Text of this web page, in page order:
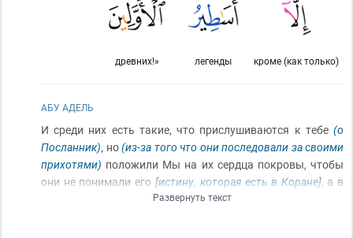
кроме (как только)
легенды
древних!»
АБУ АДЕЛЬ
И среди них есть такие, что прислушиваются к тебе (о
Посланник), но(из-за того что они последовали за своими
прихотями) положили Мы на их сердца покровы, чтобы
они не понимали его [истину, которая есть в Коране], а в
(чтобы они не постигли его смысла)
Развернуть текст